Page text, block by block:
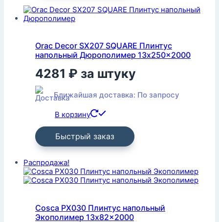
Orac Decor SX207 SQUARE Плинтус
напольный Дюрополимер 13x250x2000
4281 ₽ за штуку
Ближайшая доставка: По запросу
В корзину
Быстрый заказ
Распродажа!
Cosca PX030 Плинтус напольный
Экополимер 13x82x2000